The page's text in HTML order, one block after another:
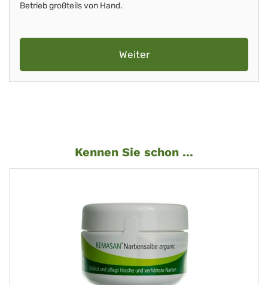
Betrieb großteils von Hand.
Weiter
Kennen Sie schon ...